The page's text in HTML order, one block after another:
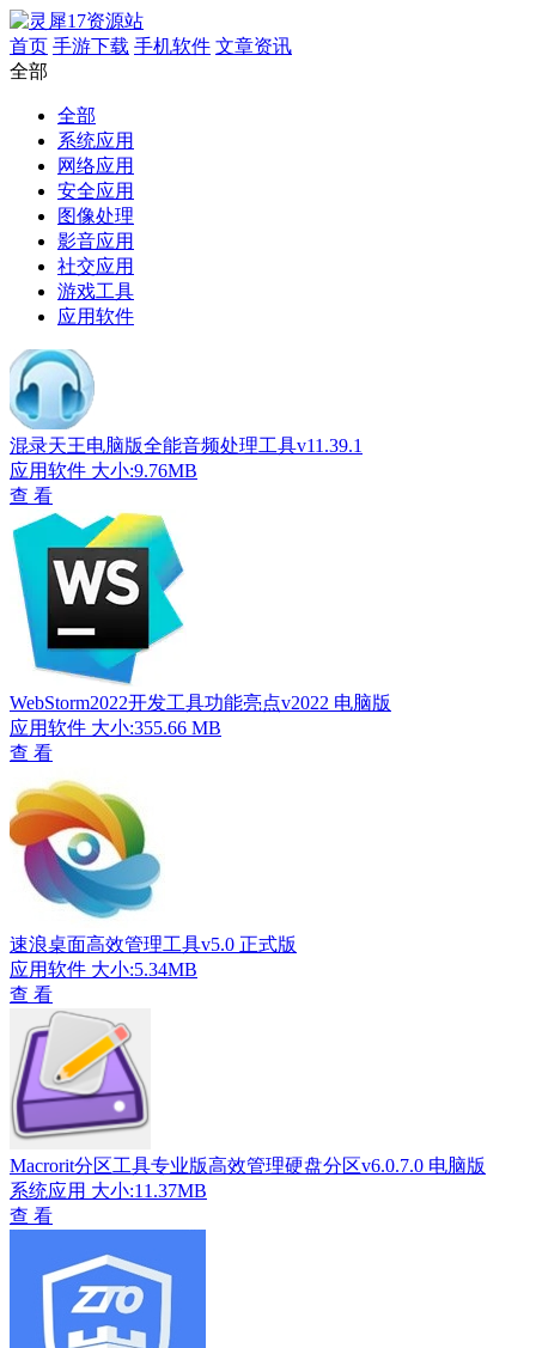
首页 手游下载 手机软件 文章资讯
全部
全部
系统应用
网络应用
安全应用
图像处理
影音应用
社交应用
游戏工具
应用软件
混录天王电脑版全能音频处理工具v11.39.1
应用软件 大小:9.76MB
查 看
WebStorm2022开发工具功能亮点v2022 电脑版
应用软件 大小:355.66 MB
查 看
速浪桌面高效管理工具v5.0 正式版
应用软件 大小:5.34MB
查 看
Macrorit分区工具专业版高效管理硬盘分区v6.0.7.0 电脑版
系统应用 大小:11.37MB
查 看